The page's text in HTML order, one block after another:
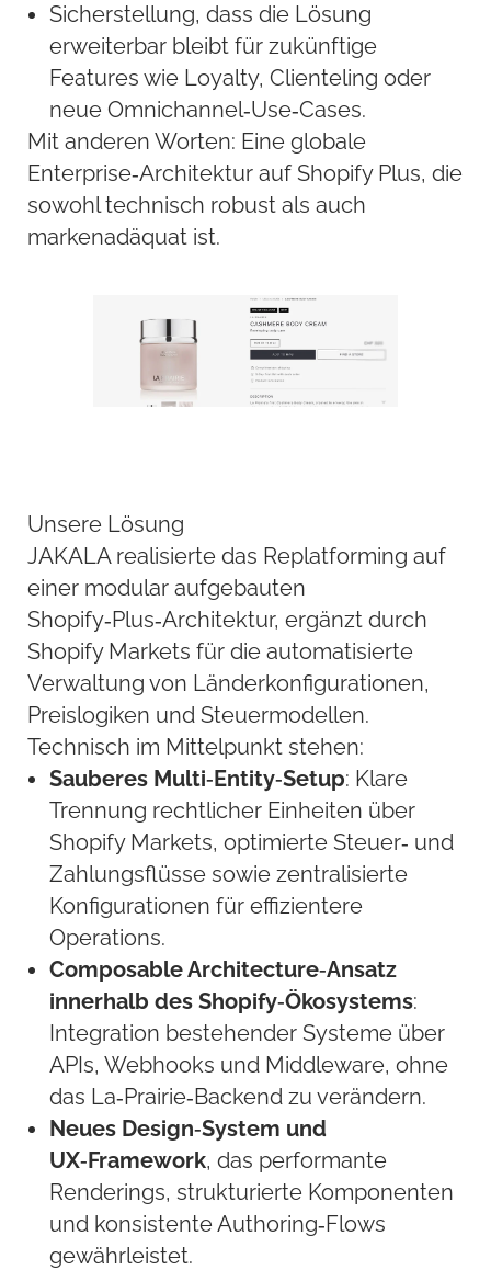
Sicherstellung, dass die Lösung
erweiterbar bleibt für zukünftige
Features wie Loyalty, Clienteling oder
neue Omnichannel‑Use‑Cases.
Mit anderen Worten: Eine globale
Enterprise‑Architektur auf Shopify Plus, die
sowohl technisch robust als auch
markenadäquat ist.
Unsere Lösung
JAKALA realisierte das Replatforming auf
einer modular aufgebauten
Shopify‑Plus‑Architektur, ergänzt durch
Shopify Markets für die automatisierte
Verwaltung von Länderkonfigurationen,
Preislogiken und Steuermodellen.
Technisch im Mittelpunkt stehen:
Sauberes Multi‑Entity‑Setup: Klare
Trennung rechtlicher Einheiten über
Shopify Markets, optimierte Steuer‑ und
Zahlungsflüsse sowie zentralisierte
Konfigurationen für effizientere
Operations.
Composable Architecture‑Ansatz
innerhalb des Shopify‑Ökosystems:
Integration bestehender Systeme über
APIs, Webhooks und Middleware, ohne
das La‑Prairie‑Backend zu verändern.
Neues Design‑System und
UX‑Framework, das performante
Renderings, strukturierte Komponenten
und konsistente Authoring‑Flows
gewährleistet.